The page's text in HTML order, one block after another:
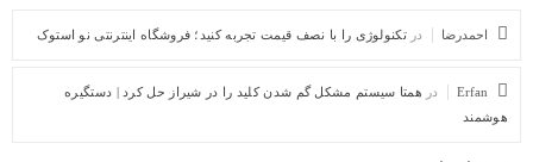
احمدرضا در تکنولوژی را با نصف قیمت تجربه کنید؛ فروشگاه اینترنتی نو استوک
Erfan در همتا سیستم مشکل گم شدن کلید را در شیراز حل کرد | دستگیره
هوشمند